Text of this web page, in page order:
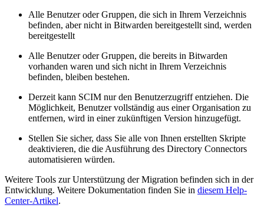
Alle Benutzer oder Gruppen, die sich in Ihrem Verzeichnis
befinden, aber nicht in Bitwarden bereitgestellt sind, werden
bereitgestellt
Alle Benutzer oder Gruppen, die bereits in Bitwarden
vorhanden waren und sich nicht in Ihrem Verzeichnis
befinden, bleiben bestehen.
Derzeit kann SCIM nur den Benutzerzugriff entziehen. Die
Möglichkeit, Benutzer vollständig aus einer Organisation zu
entfernen, wird in einer zukünftigen Version hinzugefügt.
Stellen Sie sicher, dass Sie alle von Ihnen erstellten Skripte
deaktivieren, die die Ausführung des Directory Connectors
automatisieren würden.
Weitere Tools zur Unterstützung der Migration befinden sich in der
Entwicklung. Weitere Dokumentation finden Sie in diesem Help-
Center-Artikel.